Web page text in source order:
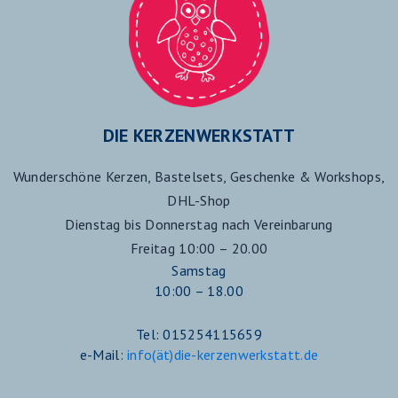
DIE KERZENWERKSTATT
Wunderschöne Kerzen, Bastelsets, Geschenke & Workshops,
DHL-Shop
Dienstag bis Donnerstag nach Vereinbarung
Freitag 10:00 – 20.00
Samstag
10:00 – 18.00
Tel: 015254115659
e-Mail:info(ät)die-kerzenwerkstatt.de